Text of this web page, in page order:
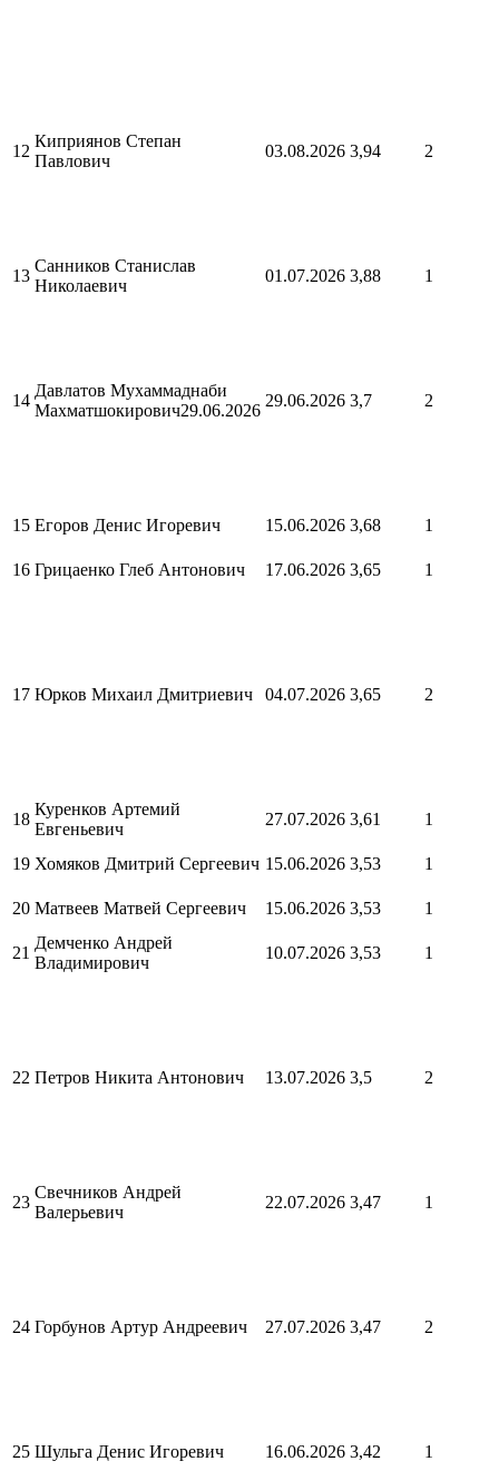
12
Киприянов Степан
Павлович
03.08.2026 3,94 2
13
Санников Станислав
Николаевич
01.07.2026 3,88 1
14
Давлатов Мухаммаднаби
Махматшокирович29.06.2026
29.06.2026 3,7 2
15 Егоров Денис Игоревич 15.06.2026 3,68 1
16 Грицаенко Глеб Антонович 17.06.2026 3,65 1
17 Юрков Михаил Дмитриевич 04.07.2026 3,65 2
18
Куренков Артемий
Евгеньевич
27.07.2026 3,61 1
19 Хомяков Дмитрий Сергеевич 15.06.2026 3,53 1
20 Матвеев Матвей Сергеевич 15.06.2026 3,53 1
21
Демченко Андрей
Владимирович
10.07.2026 3,53 1
22 Петров Никита Антонович 13.07.2026 3,5 2
23
Свечников Андрей
Валерьевич
22.07.2026 3,47 1
24 Горбунов Артур Андреевич 27.07.2026 3,47 2
25 Шульга Денис Игоревич 16.06.2026 3,42 1